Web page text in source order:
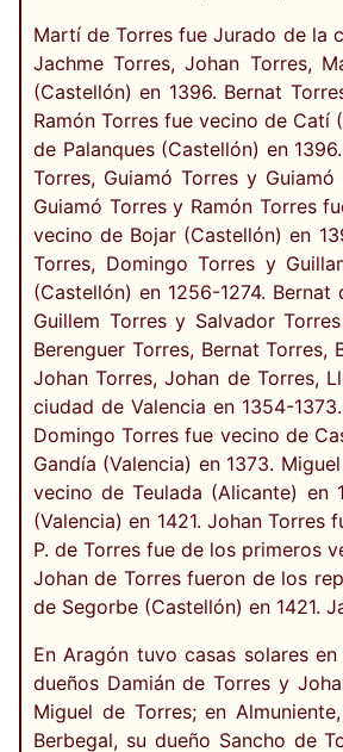
Martí de Torres fue Jurado de la
Jachme Torres, Johan Torres,
(Castellón) en 1396. Bernat
Ramón Torres fue vecino de Catí
de Palanques (Castellón) en
Torres, Guiamó Torres y
Guiamó Torres y Ramón Torres
vecino de Bojar (Castellón) en
Torres, Domingo Torres y
(Castellón) en 1256-1274.
Guillem Torres y Salvador
Berenguer Torres, Bernat
Johan Torres, Johan de Torres,
ciudad de Valencia en 1354-
Domingo Torres fue vecino de
Gandía (Valencia) en 1373.
vecino de Teulada (Alicante) en
(Valencia) en 1421. Johan
P. de Torres fue de los primeros
Johan de Torres fueron de los
de Segorbe (Castellón) en 1421.
En Aragón tuvo casas solares
dueños Damián de Torres y
Miguel de Torres; en
Berbegal, su dueño Sancho de